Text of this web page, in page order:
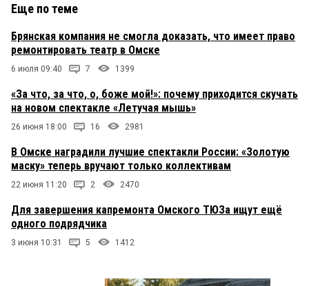
Еще по теме
Брянская компания не смогла доказать, что имеет право
ремонтировать театр в Омске
6 июля 09:40 7 1399
«За что, за что, о, боже мой!»: почему приходится скучать
на новом спектакле «Летучая мышь»
26 июня 18:00 16 2981
В Омске наградили лучшие спектакли России: «Золотую
маску» теперь вручают только коллективам
22 июня 11:20 2 2470
Для завершения капремонта Омского ТЮЗа ищут ещё
одного подрядчика
3 июня 10:31 5 1412